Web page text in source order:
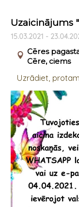
Uzaicinājums
15.03.2021 -
Cēres
Cēre, ciems
Uzrādiet,